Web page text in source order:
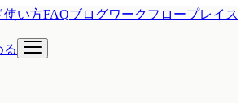
使い方FAQブログワークフロープレイス
る